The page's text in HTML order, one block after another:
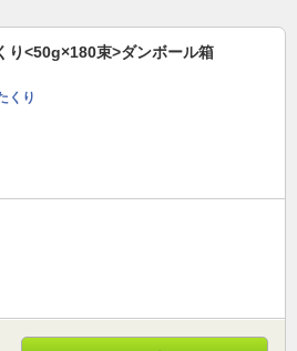
り<50g×180束>ダンボール箱
くり